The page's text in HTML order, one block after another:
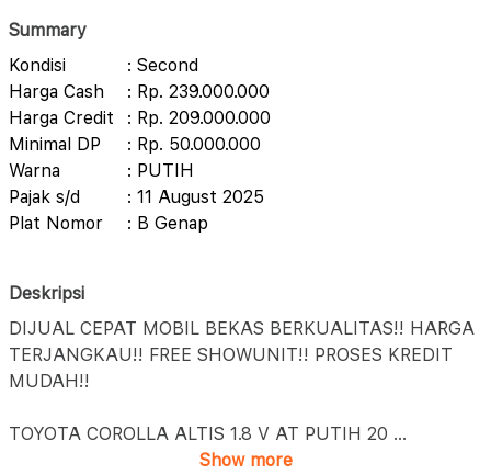
Summary
Kondisi
: Second
Harga Cash
: Rp. 239.000.000
Harga Credit
: Rp. 209.000.000
Minimal DP
: Rp. 50.000.000
Warna
: PUTIH
Pajak s/d
: 11 August 2025
Plat Nomor
: B Genap
Deskripsi
DIJUAL CEPAT MOBIL BEKAS BERKUALITAS!! HARGA
TERJANGKAU!! FREE SHOWUNIT!! PROSES KREDIT
MUDAH!!
TOYOTA COROLLA ALTIS 1.8 V AT PUTIH 20 ...
Show more